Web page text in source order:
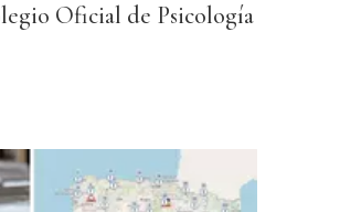
Oficial de Psicología